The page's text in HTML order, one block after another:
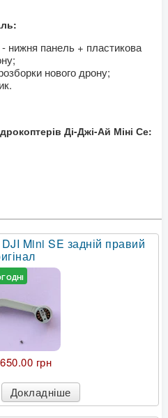
нижня панель + пластикова
нового дрону;
Ді-Джі-Ай Міні Се:
Mini SE задній правий
650.00 грн
Докладніше